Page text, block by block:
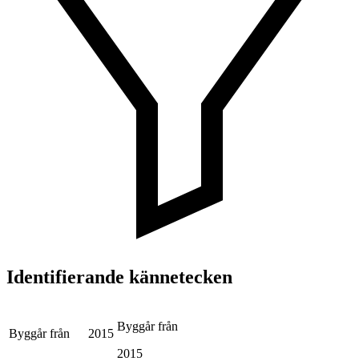
Identifierande kännetecken
Byggår från 2015
Byggår från
2015